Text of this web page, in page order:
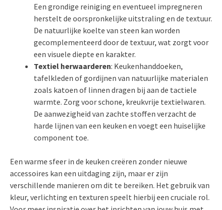
Een grondige reiniging en eventueel impregneren
herstelt de oorspronkelijke uitstraling en de textuur.
De natuurlijke koelte van steen kan worden
gecomplementeerd door de textuur, wat zorgt voor
een visuele diepte en karakter.
Textiel herwaarderen: Keukenhanddoeken,
tafelkleden of gordijnen van natuurlijke materialen
zoals katoen of linnen dragen bij aan de tactiele
warmte. Zorg voor schone, kreukvrije textielwaren.
De aanwezigheid van zachte stoffen verzacht de
harde lijnen van een keuken en voegt een huiselijke
component toe.
Een warme sfeer in de keuken creëren zonder nieuwe
accessoires kan een uitdaging zijn, maar er zijn
verschillende manieren om dit te bereiken. Het gebruik van
kleur, verlichting en texturen speelt hierbij een cruciale rol.